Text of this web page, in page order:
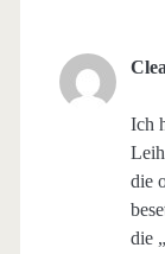
Ich
die
die